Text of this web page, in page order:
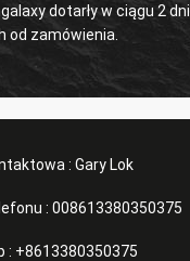
dotarły w ciągu 2 dni
od zamówienia.
: Gary Lok
: 008613380350375
: +8613380350375